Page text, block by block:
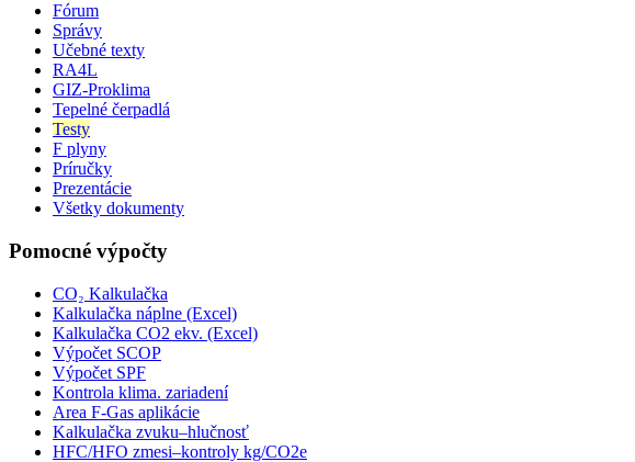
Fórum
Správy
Učebné texty
RA4L
GIZ-Proklima
Tepelné čerpadlá
Testy
F plyny
Príručky
Prezentácie
Všetky dokumenty
Pomocné výpočty
CO₂ Kalkulačka
Kalkulačka náplne (Excel)
Kalkulačka CO2 ekv. (Excel)
Výpočet SCOP
Výpočet SPF
Kontrola klima. zariadení
Area F-Gas aplikácie
Kalkulačka zvuku–hlučnosť
HFC/HFO zmesi–kontroly kg/CO2e